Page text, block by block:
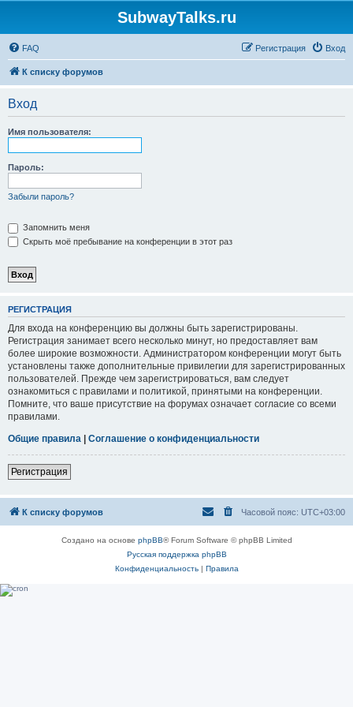
SubwayTalks.ru
FAQ Вход
Регистрация
К списку форумов
Вход
Имя пользователя:
Пароль:
Забыли пароль?
Запомнить меня
Скрыть моё пребывание на конференции в этот раз
РЕГИСТРАЦИЯ
Для входа на конференцию вы должны быть зарегистрированы.
Регистрация занимает всего несколько минут, но предоставляет вам
более широкие возможности. Администратором конференции могут быть
установлены также дополнительные привилегии для зарегистрированных
пользователей. Прежде чем зарегистрироваться, вам следует
ознакомиться с правилами и политикой, принятыми на конференции.
Помните, что ваше присутствие на форумах означает согласие со всеми
правилами.
Общие правила | Соглашение о конфиденциальности
Регистрация
К списку форумов Часовой пояс: UTC+03:00
Создано на основе phpBB® Forum Software © phpBB Limited
Русская поддержка phpBB
Конфиденциальность| Правила